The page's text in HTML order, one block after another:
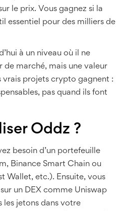
le prix. Vous gagnez si la
essentiel pour des milliers de
à un niveau où il ne
de marché, mais une valeur
vrais projets crypto gagnent :
pas quand ils font
Oddz ?
besoin d’un portefeuille
Binance Smart Chain ou
Wallet, etc.). Ensuite, vous
un DEX comme Uniswap
les jetons dans votre